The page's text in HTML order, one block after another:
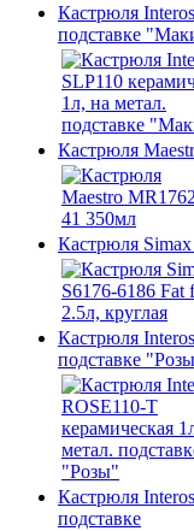
Кастрюля
подставке
Кастрюля
Кастрюля Simax
Кастрюля
подставке
Кастрюля
подставке